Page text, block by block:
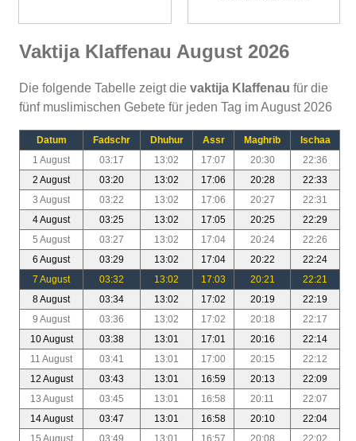
Vaktija Klaffenau August 2026
Die folgende Tabelle zeigt die vaktija Klaffenau für die
fünf muslimischen Gebete für jeden Tag im August 2026
Datum Fadschr Dhuhur Assr Maghrib
Ischaa
1 August
03:17 13:02 17:07 20:30
22:36
2 August
03:20 13:02 17:06 20:28
22:33
3 August
03:22 13:02 17:06 20:27
22:31
4 August
03:25 13:02 17:05 20:25
22:29
5 August
03:27 13:02 17:04 20:24
22:26
6 August
03:29 13:02 17:04 20:22
22:24
7 August
03:32 13:02 17:03 20:21
22:21
8 August
03:34 13:02 17:02 20:19
22:19
9 August
03:36 13:02 17:02 20:18
22:17
10 August
03:38 13:01 17:01 20:16
22:14
11 August
03:41 13:01 17:00 20:15
22:12
12 August
03:43 13:01 16:59 20:13
22:09
13 August
03:45 13:01 16:58 20:11
22:07
14 August
03:47 13:01 16:58 20:10
22:04
15 August
03:49 13:01 16:57 20:08 22:02